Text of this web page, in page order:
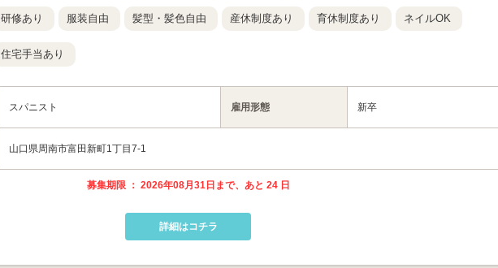
研修あり 服装自由 髪型・髪色自由 産休制度あり 育休制度あり ネイルOK
住宅手当あり
スパニスト 雇用形態 新卒
山口県周南市富田新町1丁目7-1
募集期限 ： 2026年08月31日まで、あと 24 日
詳細はコチラ